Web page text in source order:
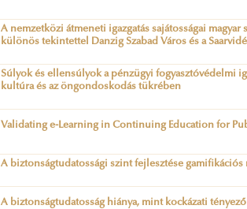
A nemzetközi átmeneti igazgatás sajátosságai
különös tekintettel Danzig Szabad Város és a
Súlyok és ellensúlyok a pénzügyi fogyasztóvédelmi
kultúra és az öngondoskodás tükrében
Validating e-Learning in Continuing Education for
A biztonságtudatossági szint fejlesztése gamifikációs
A biztonságtudatosság hiánya, mint kockázati tényező